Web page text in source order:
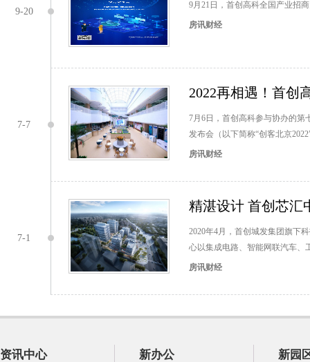
9-20
9月21日，首创高科全国产业招
房讯财经
7-7
2022再相遇！首创
7月6日，首创高科参与协办的第
发布会（以下简称“创客北京
房讯财经
7-1
精湛设计 首创芯汇
2020年4月，首创城发集团旗下
心以集成电路、智能网联汽车、
房讯财经
资讯中心 新办公 新园